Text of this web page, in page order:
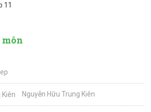
11
môn
Nguyễn Hữu Trung Kiên